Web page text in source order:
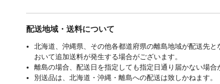
配送地域・送料について
北海道、沖縄県、その他各都道府県の離島地域が配送先
おいて追加送料が発生する場合がございます。
離島の場合、配送日を指定しても指定日通り届かない場合
別送品は、北海道・沖縄・離島への配送は致しかねます。